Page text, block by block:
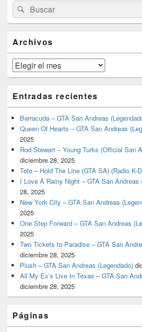
área
de
widget
lateral
primaria
Buscar
por:
Buscar
Archivos
Archivos
Entradas recientes
Barracuda – GTA San Andreas
Queen Of Hearts – GTA San Andreas
2025
Rod Stewart – Young Turks (Official San
diciembre 28, 2025
Toto – Hold The Line (GTA SA) (Radio K-
I Love A Rainy Night – GTA San Andreas
28, 2025
New York City – GTA San Andreas
2025
One Step Forward – GTA San Andreas
2025
Two Tickets to Paradise – GTA San
diciembre 28, 2025
Plush – GTA San Andreas (Legendado)
All My Ex’s Live In Texas – GTA San
diciembre 28, 2025
Páginas